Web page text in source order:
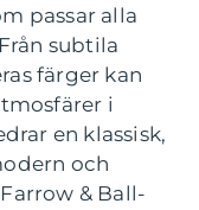
passar alla
subtila
färger kan
i
en klassisk,
och
& Ball-